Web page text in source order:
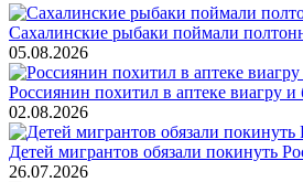
Сахалинские рыбаки поймали
05.08.2026
Россиянин похитил в аптеке виагру
02.08.2026
Детей мигрантов обязали покинуть
26.07.2026